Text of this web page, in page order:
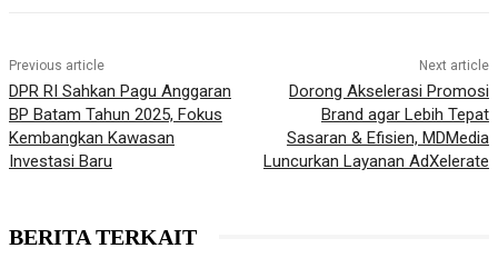
Previous article
DPR RI Sahkan Pagu Anggaran
BP Batam Tahun 2025, Fokus
Kembangkan Kawasan
Investasi Baru
Next article
Dorong Akselerasi Promosi
Brand agar Lebih Tepat
Sasaran & Efisien, MDMedia
Luncurkan Layanan AdXelerate
BERITA TERKAIT